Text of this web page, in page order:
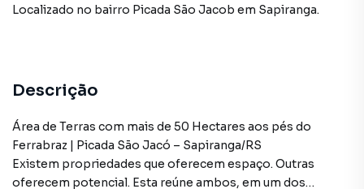
Localizado no bairro Picada São Jacob em Sapiranga.
Descrição
Área de Terras com mais de 50 Hectares aos pés do
Ferrabraz | Picada São Jacó – Sapiranga/RS
Existem propriedades que oferecem espaço. Outras
oferecem potencial. Esta reúne ambos, em um dos